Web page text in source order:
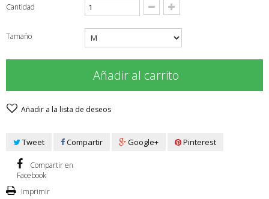
Cantidad
Tamaño
Añadir al carrito
Añadir a la lista de deseos
Tweet Compartir Google+ Pinterest
Compartir en
Facebook
Imprimir